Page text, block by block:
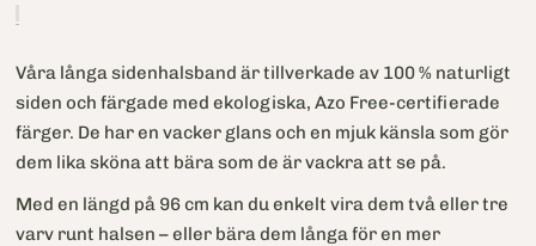
Våra långa sidenhalsband är tillverkade av 100 % naturligt
siden och färgade med ekologiska, Azo Free-certifierade
färger. De har en vacker glans och en mjuk känsla som gör
dem lika sköna att bära som de är vackra att se på.
Med en längd på 96 cm kan du enkelt vira dem två eller tre
varv runt halsen – eller bära dem långa för en mer